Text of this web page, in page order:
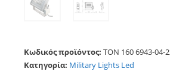
Κωδικός προϊόντος: TON 160 6943-04-
Κατηγορία: Military Lights Led